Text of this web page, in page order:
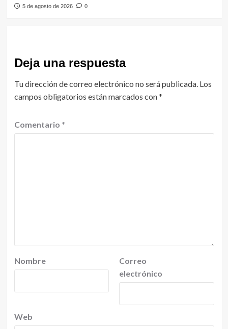
5 de agosto de 2026 0
Deja una respuesta
Tu dirección de correo electrónico no será publicada. Los
campos obligatorios están marcados con*
Comentario *
Nombre
Correo
electrónico
Web